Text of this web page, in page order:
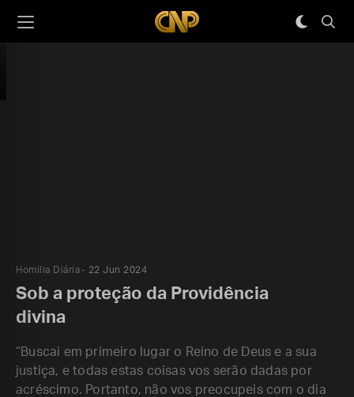
Homilia Diária 22 Jun 2024
Sob a proteção da Providência
divina
“Buscai em primeiro lugar o Reino de Deus e a sua
justiça, e todas estas coisas vos serão dadas por
acréscimo. Portanto, não vos preocupeis com o dia